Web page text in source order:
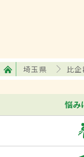
埼玉県 比
悩み